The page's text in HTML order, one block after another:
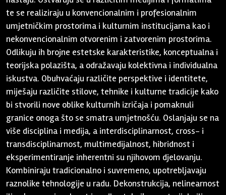
te se realiziraju u konvencionalnim i profesionalnim
umjetničkim prostorima i kulturnim institucijama kao i
nekonvencionalnim otvorenim i zatvorenim prostorima.
Odlikuju ih brojne estetske karakteristike, konceptualna i
teorijska polazišta, a odražavaju kolektivna i individualna
iskustva. Obuhvaćaju različite perspektive i identitete,
miješaju različite stilove, tehnike i kulturne tradicije kako
bi stvorili nove oblike kulturnih izričaja i pomaknuli
granice onoga što se smatra umjetnošću. Oslanjaju se na
više disciplina i medija, a interdisciplinarnost, cross- i
transdisciplinarnost, multimedijalnost, hibridnost i
eksperimentiranje inherentni su njihovom djelovanju.
Kombiniraju tradicionalno i suvremeno, upotrebljavaju
raznolike tehnologije u radu. Dekonstrukcija, nelinearnost